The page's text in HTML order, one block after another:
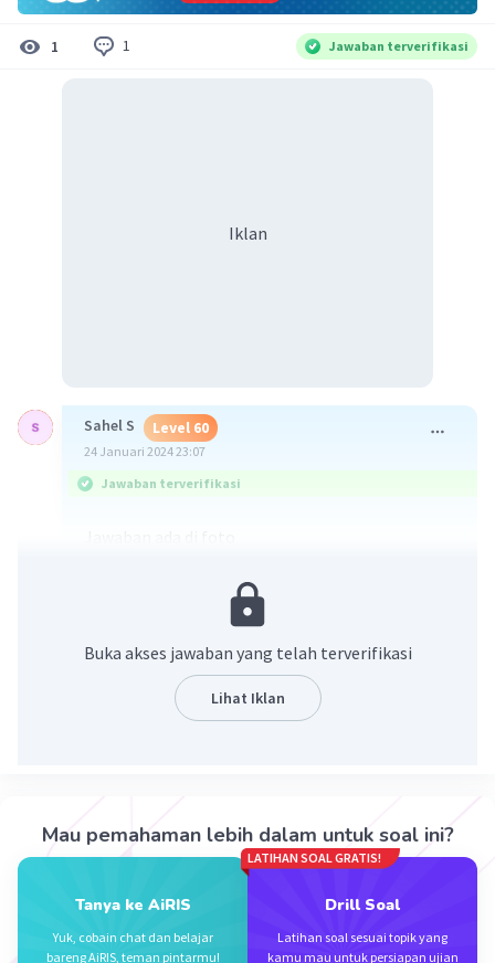
1 1 Jawaban terverifikasi
Iklan
Sahel S Level 60
24 Januari 2024 23:07
Jawaban terverifikasi
Buka akses jawaban yang telah terverifikasi
Lihat Iklan
Mau pemahaman lebih dalam untuk soal ini?
Tanya ke AiRIS
Yuk, cobain chat dan belajar
bareng AiRIS, teman pintarmu!
LATIHAN SOAL GRATIS!
Drill Soal
Latihan soal sesuai topik yang
kamu mau untuk persiapan ujian